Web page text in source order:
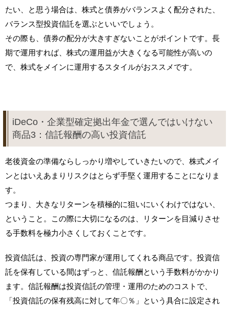
たい、と思う場合は、株式と債券がバランスよく配分された、
バランス型投資信託を選ぶといいでしょう。
その際も、債券の配分が大きすぎないことがポイントです。長
期で運用すれば、株式の運用益が大きくなる可能性が高いの
で、株式をメインに運用するスタイルがおススメです。
iDeCo・企業型確定拠出年金で選んではいけない
商品3：信託報酬の高い投資信託
老後資金の準備ならしっかり増やしていきたいので、株式メイ
ンとはいえあまりリスクはとらず手堅く運用することになりま
す。
つまり、大きなリターンを積極的に狙いにいくわけではない、
ということ。この際に大切になるのは、リターンを目減りさせ
る手数料を極力小さくしておくことです。
投資信託は、投資の専門家が運用してくれる商品です。投資信
託を保有している間はずっと、信託報酬という手数料がかかり
ます。信託報酬は投資信託の管理・運用のためのコストで、
「投資信託の保有残高に対して年〇％」という具合に設定され